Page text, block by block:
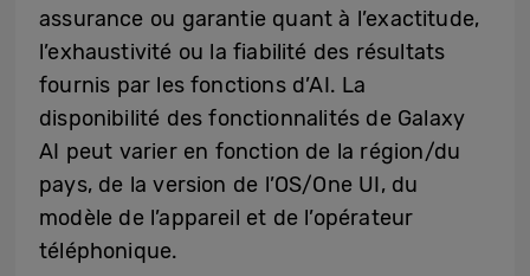
assurance ou garantie quant à l’exactitude,
l’exhaustivité ou la fiabilité des résultats
fournis par les fonctions d’AI. La
disponibilité des fonctionnalités de Galaxy
AI peut varier en fonction de la région/du
pays, de la version de l’OS/One UI, du
modèle de l’appareil et de l’opérateur
téléphonique.